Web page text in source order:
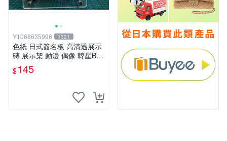
Y1068635996 1321
色紙 日式簽名板 高清透展示
磚 展示架 動漫 偶像 韓星BT
S hololive 小號 凹槽122*137
mm
$145